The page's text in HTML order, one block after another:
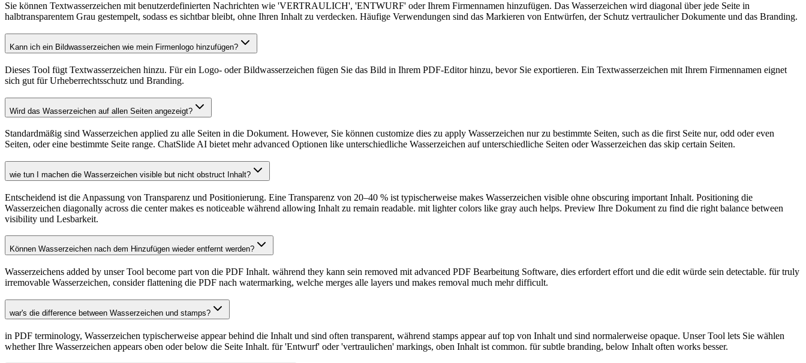
Sie können Textwasserzeichen mit benutzerdefinierten Nachrichten wie 'VERTRAULICH', 'ENTWURF' oder Ihrem Firmennamen hinzufügen. Das Wasserzeichen wird diagonal über jede Seite in
halbtransparentem Grau gestempelt, sodass es sichtbar bleibt, ohne Ihren Inhalt zu verdecken. Häufige Verwendungen sind das Markieren von Entwürfen, der Schutz vertraulicher Dokumente und das Branding.
Kann ich ein Bildwasserzeichen wie mein Firmenlogo hinzufügen?
Dieses Tool fügt Textwasserzeichen hinzu. Für ein Logo- oder Bildwasserzeichen fügen Sie das Bild in Ihrem PDF-Editor hinzu, bevor Sie exportieren. Ein Textwasserzeichen mit Ihrem Firmennamen eignet
sich gut für Urheberrechtsschutz und Branding.
Wird das Wasserzeichen auf allen Seiten angezeigt?
Standardmäßig sind Wasserzeichen applied zu alle Seiten in die Dokument. However, Sie können customize dies zu apply Wasserzeichen nur zu bestimmte Seiten, such as die first Seite nur, odd oder even
Seiten, oder eine bestimmte Seite range. ChatSlide AI bietet mehr advanced Optionen like unterschiedliche Wasserzeichen auf unterschiedliche Seiten oder Wasserzeichen das skip certain Seiten.
wie tun I machen die Wasserzeichen visible but nicht obstruct Inhalt?
Entscheidend ist die Anpassung von Transparenz und Positionierung. Eine Transparenz von 20–40 % ist typischerweise makes Wasserzeichen visible ohne obscuring important Inhalt. Positioning die
Wasserzeichen diagonally across die center makes es noticeable während allowing Inhalt zu remain readable. mit lighter colors like gray auch helps. Preview Ihre Dokument zu find die right balance between
visibility und Lesbarkeit.
Können Wasserzeichen nach dem Hinzufügen wieder entfernt werden?
Wasserzeichens added by unser Tool become part von die PDF Inhalt. während they kann sein removed mit advanced PDF Bearbeitung Software, dies erfordert effort und die edit würde sein detectable. für truly
irremovable Wasserzeichen, consider flattening die PDF nach watermarking, welche merges alle layers und makes removal much mehr difficult.
war's die difference between Wasserzeichen und stamps?
in PDF terminology, Wasserzeichen typischerweise appear behind die Inhalt und sind often transparent, während stamps appear auf top von Inhalt und sind normalerweise opaque. Unser Tool lets Sie wählen
whether Ihre Wasserzeichen appears oben oder below die Seite Inhalt. für 'Entwurf' oder 'vertraulichen' markings, oben Inhalt ist common. für subtle branding, below Inhalt often works besser.